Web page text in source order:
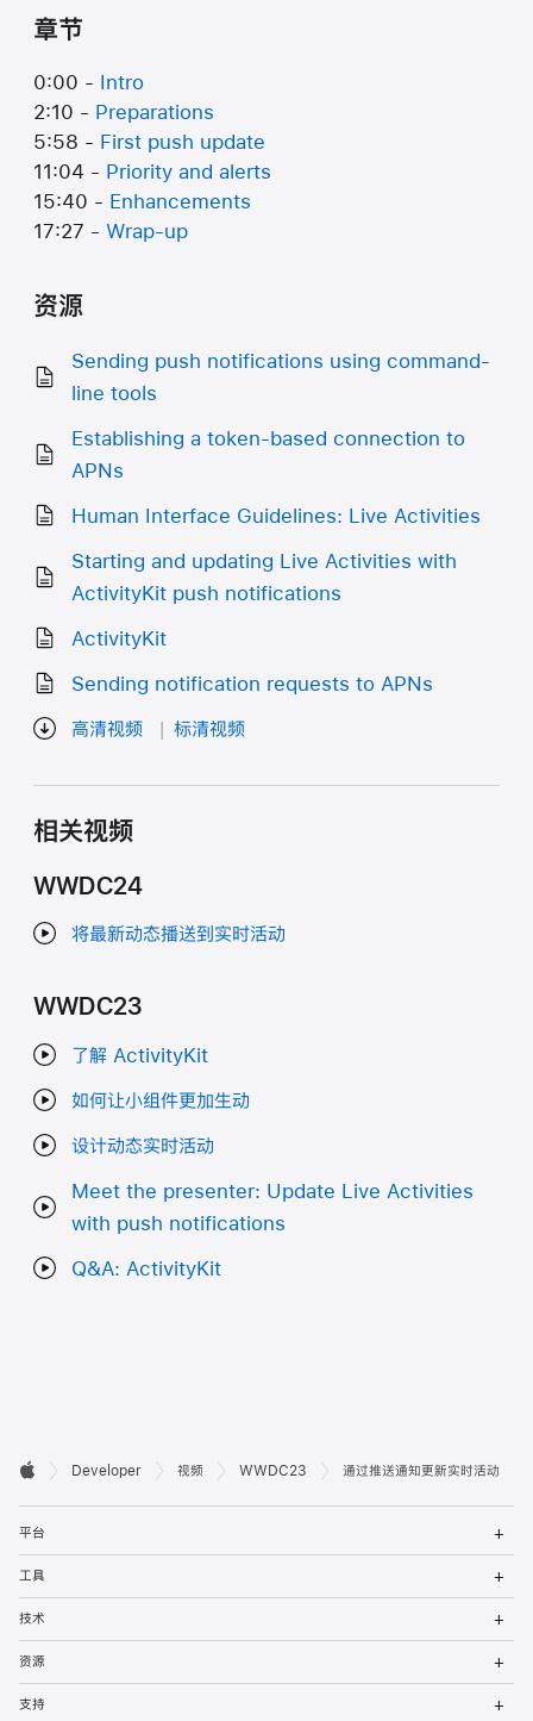
章节
0:00 - Intro
2:10 - Preparations
5:58 - First push update
11:04 - Priority and alerts
15:40 - Enhancements
17:27 - Wrap-up
资源
Sending push notifications using command-
line tools
Establishing a token-based connection to
APNs
Human Interface Guidelines: Live Activities
Starting and updating Live Activities with
ActivityKit push notifications
ActivityKit
Sending notification requests to APNs
高清视频 标清视频
相关视频
WWDC24
将最新动态播送到实时活动
WWDC23
了解 ActivityKit
如何让小组件更加生动
设计动态实时活动
Meet the presenter: Update Live Activities
with push notifications
Q&A: ActivityKit
开
发
者
页
脚

Developer 视频 WWDC23 通过推送通知更新实时活动
平台
菜
工具
菜
技术
菜
资源
菜
支持